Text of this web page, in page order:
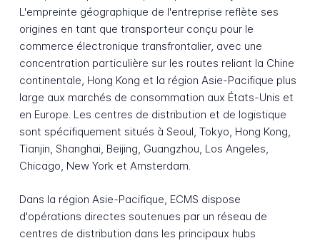
L'empreinte géographique de l'entreprise reflète ses
origines en tant que transporteur conçu pour le
commerce électronique transfrontalier, avec une
concentration particulière sur les routes reliant la Chine
continentale, Hong Kong et la région Asie-Pacifique plus
large aux marchés de consommation aux États-Unis et
en Europe. Les centres de distribution et de logistique
sont spécifiquement situés à Seoul, Tokyo, Hong Kong,
Tianjin, Shanghai, Beijing, Guangzhou, Los Angeles,
Chicago, New York et Amsterdam.
Dans la région Asie-Pacifique, ECMS dispose
d'opérations directes soutenues par un réseau de
centres de distribution dans les principaux hubs